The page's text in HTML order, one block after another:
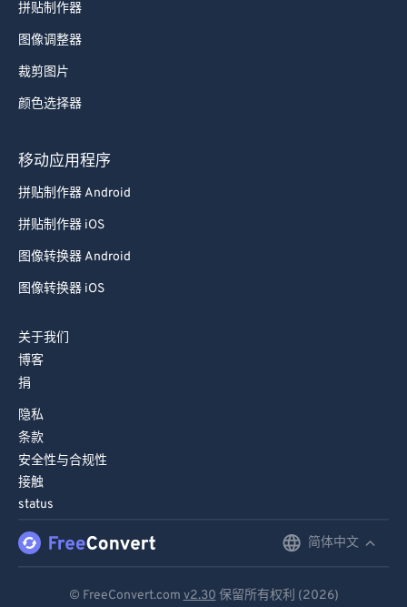
拼贴制作器
图像调整器
裁剪图片
颜色选择器
移动应用程序
拼贴制作器 Android
拼贴制作器 iOS
图像转换器 Android
图像转换器 iOS
关于我们
博客
捐
隐私
条款
安全性与合规性
接触
status
简体中文
© FreeConvert.com v2.30 保留所有权利 (2026)